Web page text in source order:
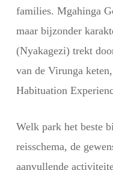
families. Mgahinga
maar bijzonder
(Nyakagezi) trekt
van de Virunga
Habituation
Welk park het beste
reisschema, de
aanvullende